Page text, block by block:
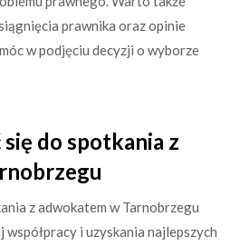
prawnika oraz opinie
w podjęciu decyzji o wyborze
do spotkania z
z adwokatem w Tarnobrzegu
i uzyskania najlepszych